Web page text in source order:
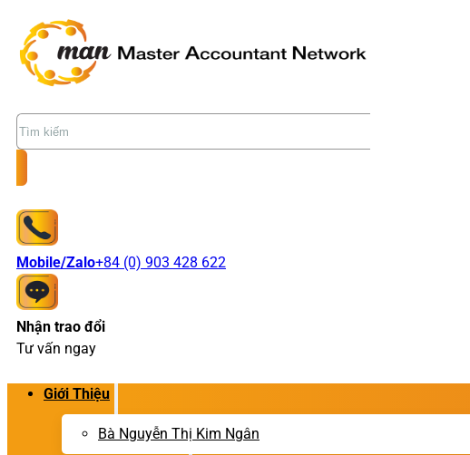
Tìm
kiếm
Mobile/Zalo+84 (0) 903 428 622
Nhận trao đổi
Tư vấn ngay
Giới Thiệu
Bà Nguyễn Thị Kim Ngân